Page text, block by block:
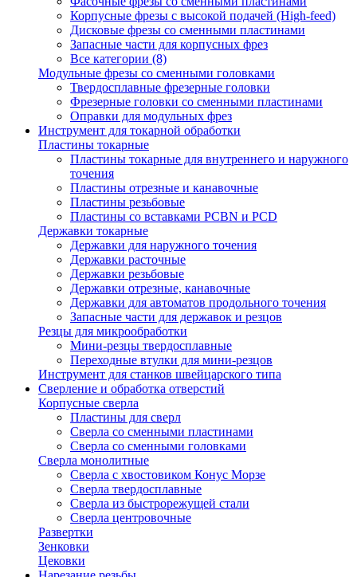
Корпусные фрезы с высокой подачей (High-feed)
Дисковые фрезы со сменными пластинами
Запасные части для корпусных фрез
Все категории (8)
Модульные фрезы со сменными головками
Твердосплавные фрезерные головки
Фрезерные головки со сменными пластинами
Оправки для модульных фрез
Инструмент для токарной обработки
Пластины токарные
Пластины токарные для внутреннего и наружного
точения
Пластины отрезные и канавочные
Пластины резьбовые
Пластины со вставками PCBN и PCD
Державки токарные
Державки для наружного точения
Державки расточные
Державки резьбовые
Державки отрезные, канавочные
Державки для автоматов продольного точения
Запасные части для державок и резцов
Резцы для микрообработки
Мини-резцы твердосплавные
Переходные втулки для мини-резцов
Инструмент для станков швейцарского типа
Сверление и обработка отверстий
Корпусные сверла
Пластины для сверл
Сверла со сменными пластинами
Сверла со сменными головками
Сверла монолитные
Сверла с хвостовиком Конус Морзе
Сверла твердосплавные
Сверла из быстрорежущей стали
Сверла центровочные
Развертки
Зенковки
Цековки